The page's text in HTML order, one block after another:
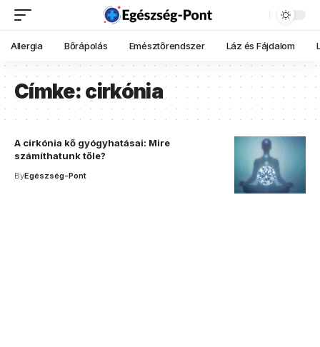
Allergia Bőrápolás Emésztőrendszer Láz és Fájdalom
Címke: cirkónia
A cirkónia kő gyógyhatásai: Mire
számíthatunk tőle?
ByEgészség-Pont